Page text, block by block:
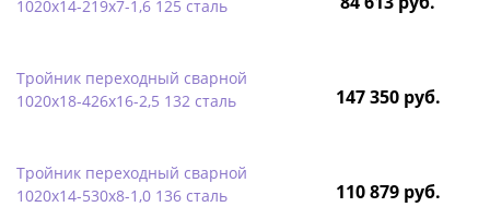
1020х14-219х7-1,6 125 сталь
Тройник переходный сварной
1020х18-426х16-2,5 132 сталь
147 350 руб.
Тройник переходный сварной
1020х14-530х8-1,0 136 сталь
110 879 руб.